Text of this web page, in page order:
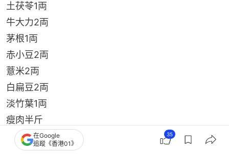
土茯苓1両
牛大力2両
茅根1両
赤小豆2両
薏米2両
白扁豆2両
淡竹葉1両
瘦肉半斤
生薑2片在Google
追蹤《香港01》
35